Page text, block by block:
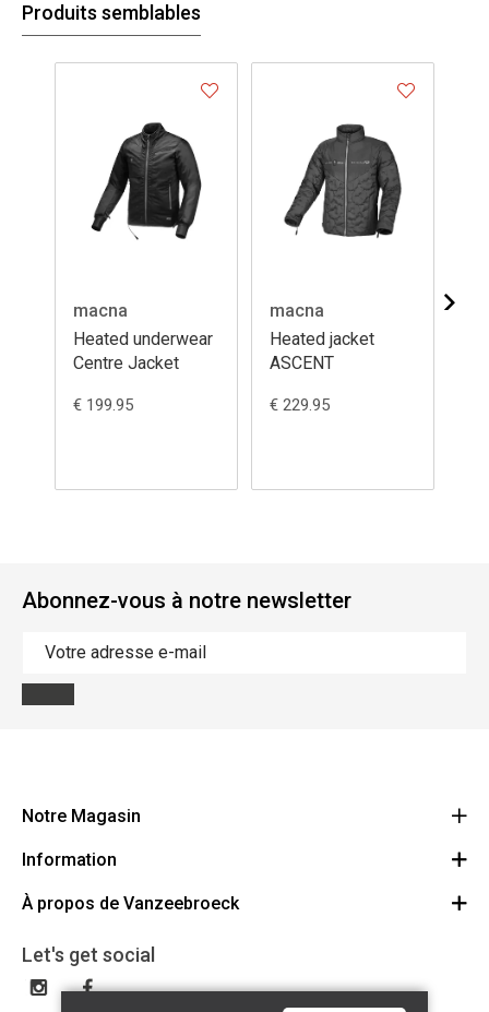
Produits semblables
macna
Heated underwear
Centre Jacket
€ 199.95
macna
Heated jacket
ASCENT
€ 229.95
Abonnez-vous à notre newsletter
Notre Magasin
Vanzeebroeck Motors
1600 Sint-Pieters-Leeuw
023316022
Information
Annulation Commande
Conditions générales
À propos de Vanzeebroeck
Cheque Cadeau
Échange et Retours
Let's get social